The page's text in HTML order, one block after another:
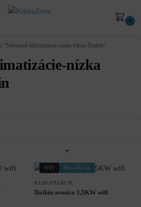
“Nástenné klimatizácie-nízka trieda-Daikin”
nízka
WiFi ShowRoom
KLIMATIZÁCIE
Daikin sensira 3,5KW wifi